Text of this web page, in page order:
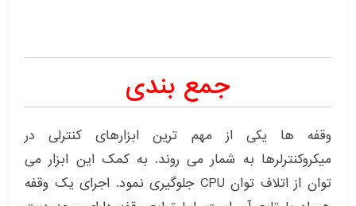
جمع بندی
وقفه ها یکی از مهم ترین ابزارهای کنترلی در
میکروکنترلرها به شمار می روند. به کمک این ابزار می
توان از اتلاف توان CPU جلوگیری نمود. اجرای یک وقفه